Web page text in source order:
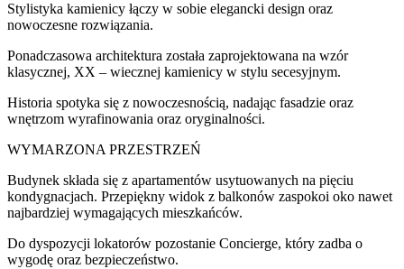
Stylistyka kamienicy łączy w sobie elegancki design oraz
nowoczesne rozwiązania.
Ponadczasowa architektura została zaprojektowana na wzór
klasycznej, XX – wiecznej kamienicy w stylu secesyjnym.
Historia spotyka się z nowoczesnością, nadając fasadzie oraz
wnętrzom wyrafinowania oraz oryginalności.
WYMARZONA PRZESTRZEŃ
Budynek składa się z apartamentów usytuowanych na pięciu
kondygnacjach. Przepiękny widok z balkonów zaspokoi oko nawet
najbardziej wymagających mieszkańców.
Do dyspozycji lokatorów pozostanie Concierge, który zadba o
wygodę oraz bezpieczeństwo.